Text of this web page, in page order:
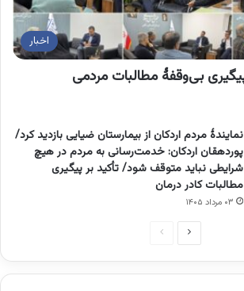
اخبار
نمایندۀ مردم اردکان از بیمارستان ضیایی بازدید کرد/
پوردهقان اردکان: خدمت‌رسانی به مردم در هیچ
شرایطی نباید متوقف شود/ تأکید بر پیگیری
مطالبات کادر درمان
۰۳ مرداد ۱۴۰۵
صفحه
صفحه